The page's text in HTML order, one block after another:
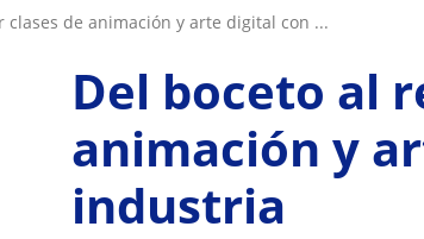
clases de animación y arte digital con ...
Del boceto al
animación y
industria